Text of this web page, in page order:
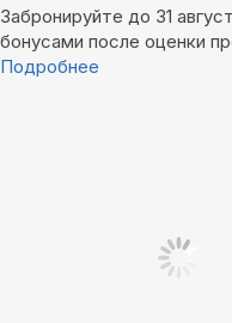
Забронируйте до 31
бонусами после оценки
Подробнее